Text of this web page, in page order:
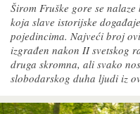
Širom Fruške gore se
koja slave istorijske
pojedincima. Najveći broj
izgrađen nakon IIsvetskog
druga skromna, ali svako
slobodarskog duha ljudi iz